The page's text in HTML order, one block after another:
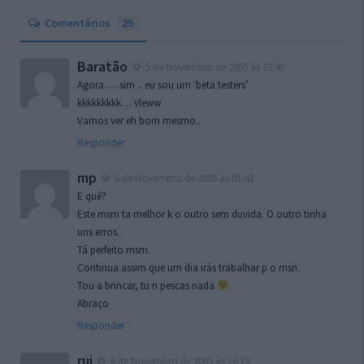
Comentários 25
Baratão
Agora … sim .. eu sou um ‘beta testers’
kkkkkkkkk… vleww
Vamos ver eh bom mesmo..
Responder
mp
E quê?
Este msm ta melhor k o outro sem duvida. O outro tinha
uns erros.
Tá perfeito msm.
Continua assim que um dia irás trabalhar p o msn.
Tou a brincar, tu n pescas nada
Abraço
Responder